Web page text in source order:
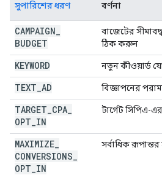
সুপারিশের ধরণ বর্ণনা
CAMPAIGN
BUDGET
বাজেটের
ঠিক করুন
KEYWORD নতুন কীওয়ার্ড
TEXT AD বিজ্ঞাপনের
TARGET CPA
OPT IN
টার্গেট সিপিএ-
MAXIMIZE
CONVERSIONS
OPT IN
সর্বাধিক